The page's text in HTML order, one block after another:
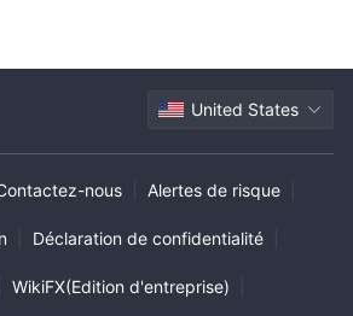
United States
nous Alertes de risque
Déclaration de confidentialité
WikiFX(Edition d'entreprise)